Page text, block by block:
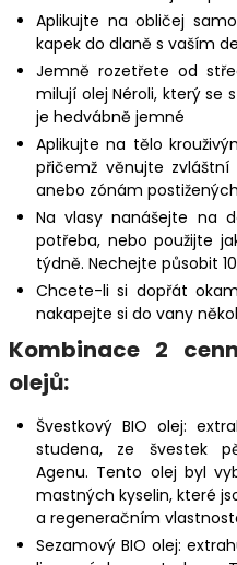
Aplikujte na obličej
kapek do dlaně s vaším
Jemně rozetřete od
milují olej Néroli, který se
je hedvábně jemné
Aplikujte na tělo
přičemž věnujte
anebo zónám
Na vlasy nanášejte na
potřeba, nebo použijte
týdně. Nechejte působit
Chcete-li si dopřát
nakapejte si do vany
Kombinace 2
olejů:
Švestkový BIO olej:
studena, ze švestek
Agenu. Tento olej byl
mastných kyselin, které
a regeneračním
Sezamový BIO olej: